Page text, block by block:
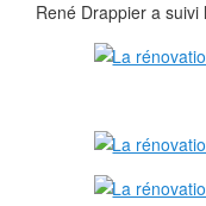
René Drappier a